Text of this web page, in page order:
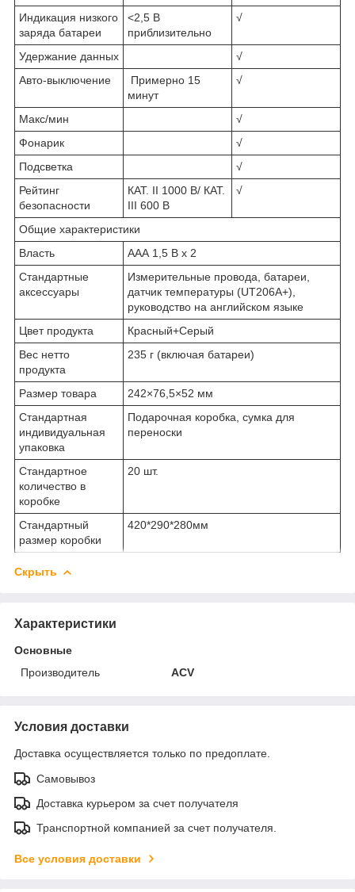
Индикация низкого
заряда батареи
<2,5 В
приблизительно
√
Удержание данных
√
Авто-выключение
Примерно 15
минут
√
Макс/мин
√
Фонарик
√
Подсветка
√
Рейтинг
безопасности
КАТ. II 1000 В/ КАТ.
III 600 В
√
Общие характеристики
Власть
ААА 1,5 В х 2
Стандартные
аксессуары
Измерительные провода, батареи,
датчик температуры (UT206A+),
руководство на английском языке
Цвет продукта
Красный+Серый
Вес нетто
продукта
235 г (включая батареи)
Размер товара
242×76,5×52 мм
Стандартная
индивидуальная
упаковка
Подарочная коробка, сумка для
переноски
Стандартное
количество в
коробке
20 шт.
Стандартный
размер коробки
420*290*280мм
Скрыть
Характеристики
Основные
Производитель
ACV
Условия доставки
Доставка осуществляется только по предоплате.
Самовывоз
Доставка курьером за счет получателя
Транспортной компанией за счет получателя.
Все условия доставки